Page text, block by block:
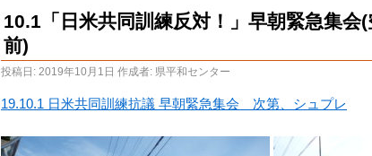
10.1「日米共同訓練反対！」早朝緊急集会
前)
投稿日: 2019年10月1日 作成者: 県平和センター
19.10.1 日米共同訓練抗議 早朝緊急集会 次第、シュプレ